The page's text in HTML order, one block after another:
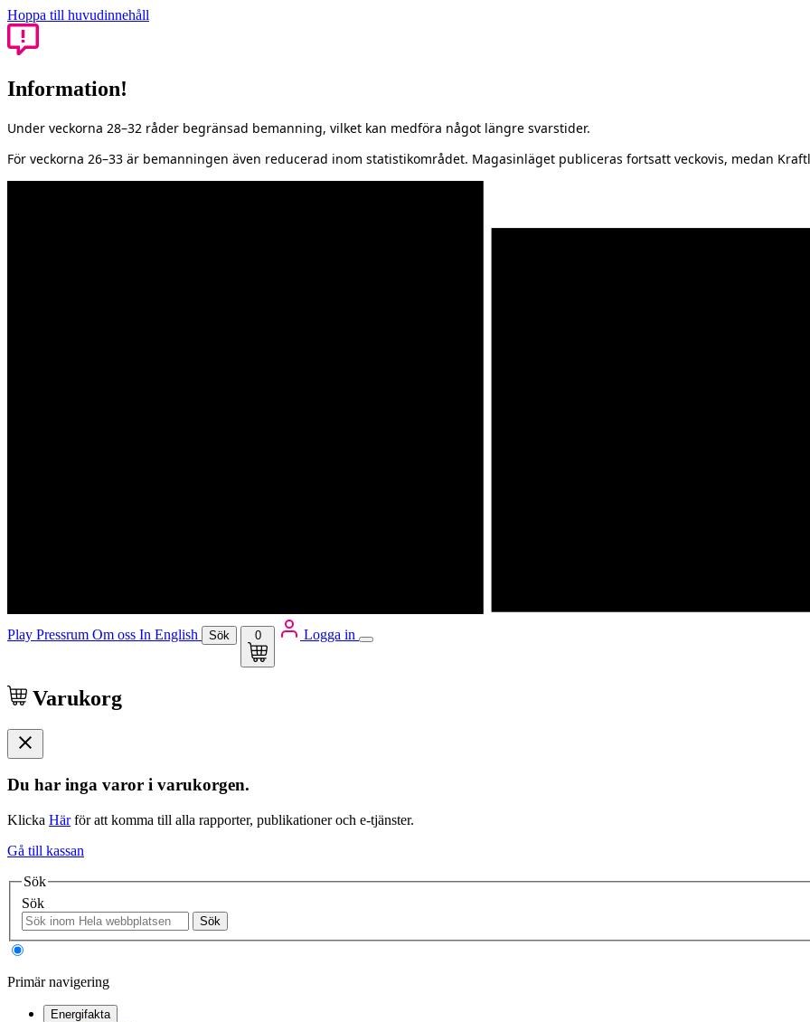
Hoppa till huvudinnehåll
Information!
Under veckorna 28–32 råder begränsad bemanning, vilket kan medföra något längre svarstider.
För veckorna 26–33 är bemanningen även reducerad inom statistikområdet. Magasinläget publiceras fortsatt veckovis, medan
Play Pressrum Om oss In English Sök 0 Logga in
Varukorg
Du har inga varor i varukorgen.
Klicka Härför att komma till alla rapporter, publikationer och e-tjänster.
Gå till kassan
Sök
Sök
Sök
Primär navigering
Energifakta